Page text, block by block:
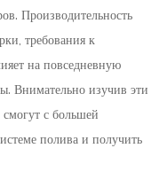
Производительность
требования к
на повседневную
Внимательно изучив эти
с большей
полива и получить